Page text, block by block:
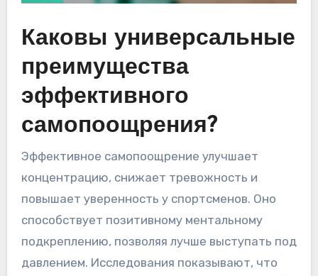
Каковы универсальные
преимущества
эффективного
самопоощрения?
Эффективное самопоощрение улучшает
концентрацию, снижает тревожность и
повышает уверенность у спортсменов. Оно
способствует позитивному ментальному
подкреплению, позволяя лучше выступать под
давлением. Исследования показывают, что